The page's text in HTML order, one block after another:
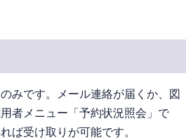
みです。メール連絡が届くか、図
者メニュー「予約状況照会」で
ば受け取りが可能です。